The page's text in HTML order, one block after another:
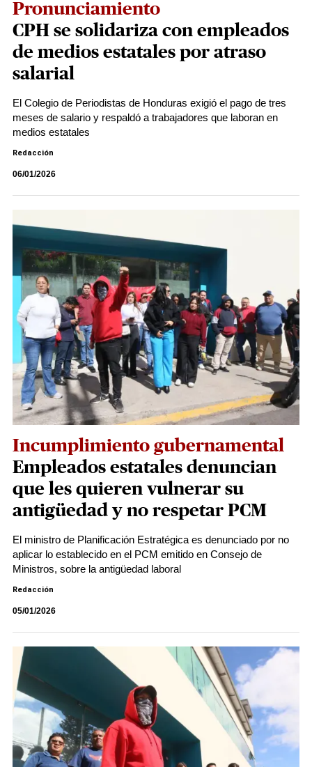
Pronunciamiento
CPH se solidariza con empleados
de medios estatales por atraso
salarial
El Colegio de Periodistas de Honduras exigió el pago de tres
meses de salario y respaldó a trabajadores que laboran en
medios estatales
Redacción
06/01/2026
Incumplimiento gubernamental
Empleados estatales denuncian
que les quieren vulnerar su
antigüedad y no respetar PCM
El ministro de Planificación Estratégica es denunciado por no
aplicar lo establecido en el PCM emitido en Consejo de
Ministros, sobre la antigüedad laboral
Redacción
05/01/2026